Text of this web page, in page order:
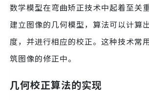
数学模型在弯曲矫正技术中起着至关
建立图像的几何模型，算法可以计算
度，并进行相应的校正。这种技术常
筑图像的修正中。
几何校正算法的实现